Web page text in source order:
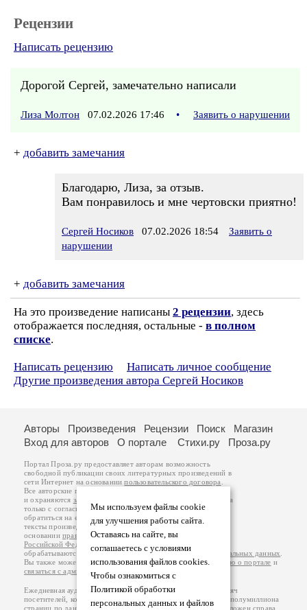
Рецензии
Написать рецензию
Дорогой Сергей, замечательно написали
Лиза Молтон 07.02.2026 17:46 • Заявить о нарушении
+ добавить замечания
Благодарю, Лиза, за отзыв.
Вам понравилось и мне чертовски приятно!
Сергей Носиков 07.02.2026 18:54
Заявить о
нарушении
+ добавить замечания
На это произведение написаны 2 рецензии, здесь
отображается последняя, остальные - в полном
списке.
Написать рецензию
Написать личное сообщение
Другие произведения автора Сергей Носиков
Мы используем файлы cookie
для улучшения работы сайта.
Оставаясь на сайте, вы
соглашаетесь с условиями
использования файлов cookies.
Чтобы ознакомиться с
Политикой обработки
персональных данных и файлов
Авторы Произведения Рецензии Поиск
Магазин
Вход для авторов
О портале Стихи.ру Проза.ру
Портал Проза.ру предоставляет авторам возможность
свободной публикации своих литературных произведений в
сети Интернет на основаниипользовательского договора
Все авторские права на произведения принадлежат авторам
и охраняются законом
. Перепечатка произведений возможна
только с согласия его автора, к которому вы можете
обратиться на его авторской странице. Ответственность за
тексты произведений авторы несут самостоятельно на
основанииправил публикацииизаконодательства
Российской Федерации
обрабатываются на основанииПолитики обработки персональных данных
Вы также можете посмотреть более подробнуюинформацию о портале и
связаться с администрацией
Ежедневная аудитория портала Проза.ру – порядка 100 тысяч
посетителей, которые в общей сумме просматривают более полумиллиона
страниц по данным счетчика посещаемости, который расположен справа